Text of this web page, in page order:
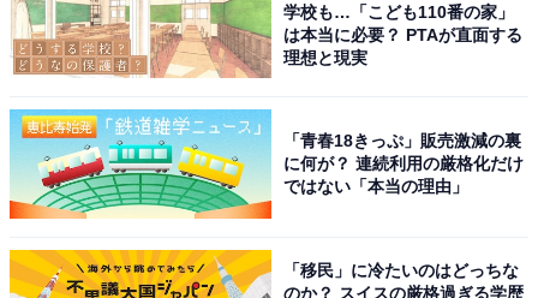
Amazonで見る
学校も…「こども110番の家」
は本当に必要？ PTAが直面する
理想と現実
「青春18きっぷ」販売激減の裏
に何が？ 連続利用の厳格化だけ
ではない「本当の理由」
「移民」に冷たいのはどっちな
のか？ スイスの厳格過ぎる学歴